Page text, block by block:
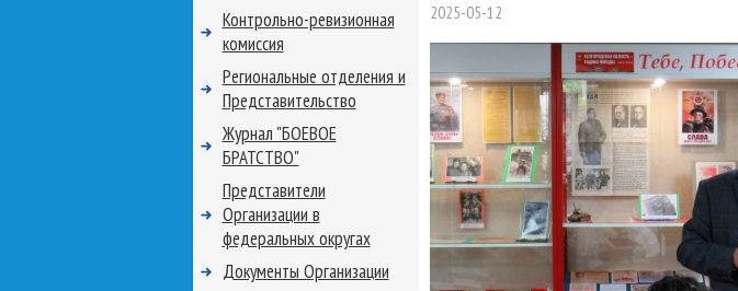
2025-05-12
Контрольно-ревизионная
комиссия
Региональные отделения и
Представительство
Журнал "БОЕВОЕ
БРАТСТВО"
Представители
Организации в
федеральных округах
Документы Организации